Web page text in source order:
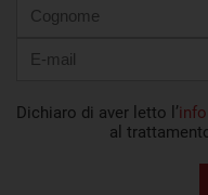
Dichiaro di aver letto l’
al